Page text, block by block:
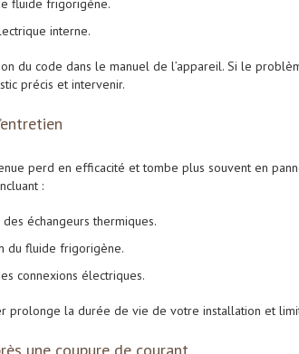
fluide frigorigène.
interne.
du code dans le manuel de l’appareil. Si le
précis et intervenir.
perd en efficacité et tombe plus souvent en
:
échangeurs thermiques.
du fluide frigorigène.
connexions électriques.
prolonge la durée de vie de votre installation et